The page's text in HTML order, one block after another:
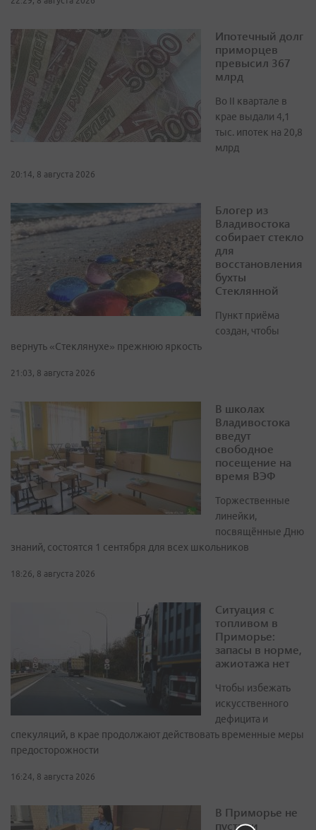
Ипотечный долг
приморцев
превысил 367
млрд
Во II квартале в
крае выдали 4,1
тыс. ипотек на 20,8
млрд
20:14, 8 августа 2026
Блогер из
Владивостока
собирает стекло
для
восстановления
бухты
Стеклянной
Пункт приёма
создан, чтобы
вернуть «Стеклянухе» прежнюю яркость
21:03, 8 августа 2026
В школах
Владивостока
введут
свободное
посещение на
время ВЭФ
Торжественные
линейки,
посвящённые Дню
знаний, состоятся 1 сентября для всех школьников
18:26, 8 августа 2026
Ситуация с
топливом в
Приморье:
запасы в норме,
ажиотажа нет
Чтобы избежать
искусственного
дефицита и
спекуляций, в крае продолжают действовать временные меры
предосторожности
16:24, 8 августа 2026
В Приморье не
пустили